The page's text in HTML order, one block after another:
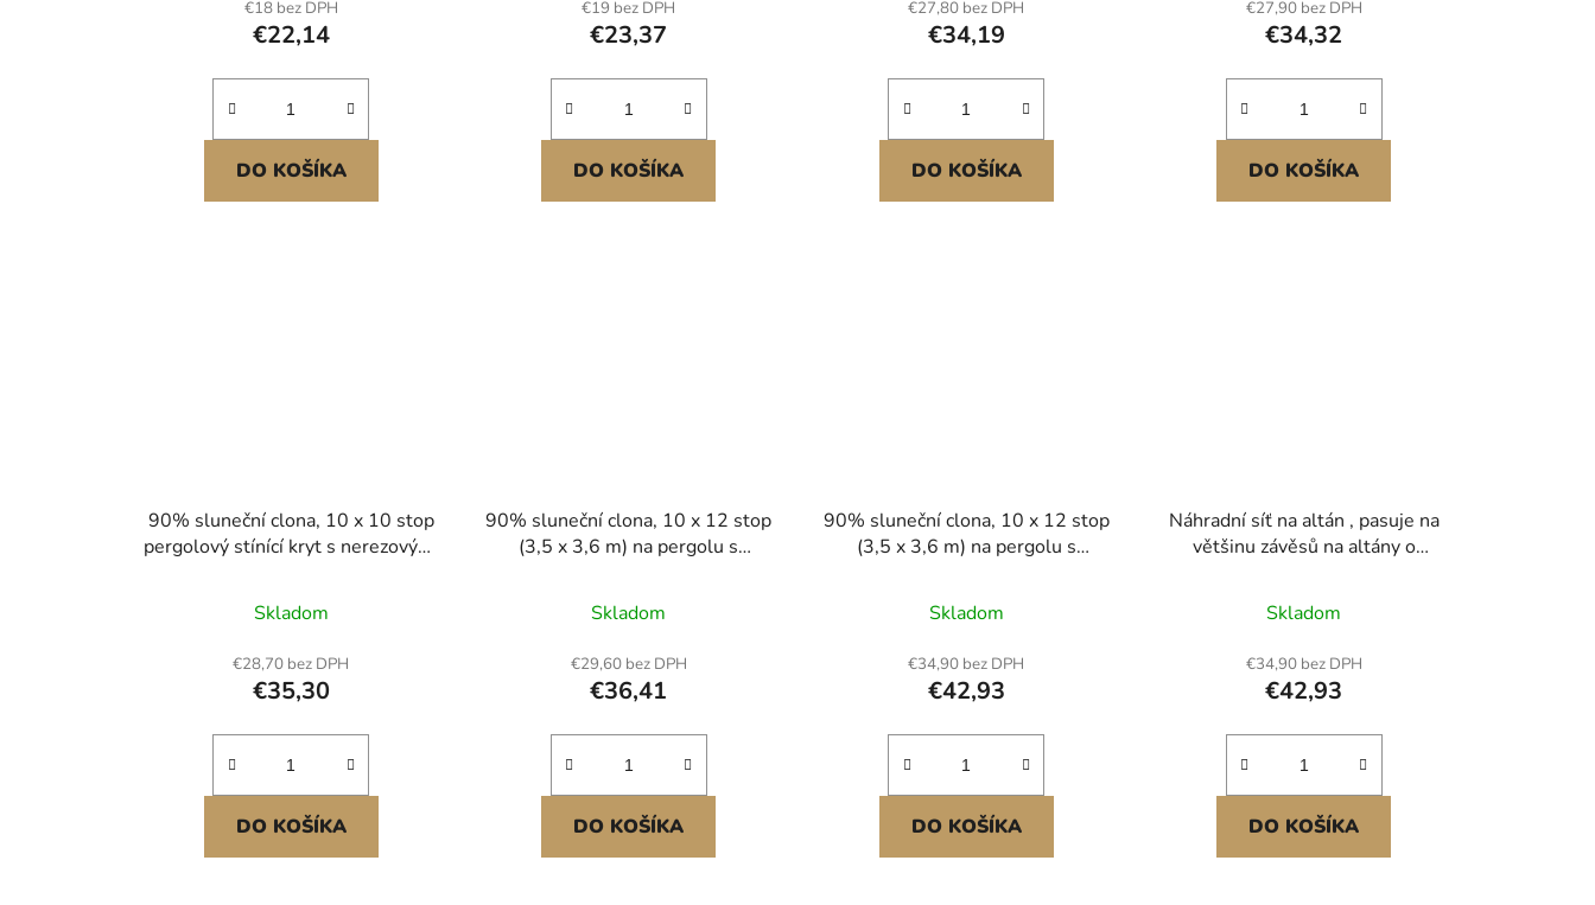
havajskou párty, dekorace
€18 bez DPH
€22,14
DO KOŠÍKA
€19 bez DPH
€23,37
DO KOŠÍKA
dekoraci
€27,80 bez DPH
€34,19
DO KOŠÍKA
(hnědá)
€27,90 bez DPH
€34,32
DO KOŠÍKA
90% sluneční clona, 10 x 10 stop
pergolový stínící kryt s nerezovými
ochranu soukromí z materiálu
HDPE 140 GSM, pro venkovní
použití, terasu, zahradu a dvorek
(černá)
Skladom
€28,70 bez DPH
€35,30
DO KOŠÍKA
90% sluneční clona, 10 x 12 stop
(3,5 x 3,6 m) na pergolu s
clona, zástěna na ochranu
soukromí z materiálu HDPE 140
GSM, pro venkovní použití, terasu,
zahradu a dvorek (hnědá)
Skladom
€29,60 bez DPH
€36,41
DO KOŠÍKA
90% sluneční clona, 10 x 12 stop
(3,5 x 3,6 m) na pergolu s
clona, zástěna na ochranu
soukromí z materiálu HDPE 140
GSM, pro venkovní použití, terasu,
zahradu a dvorek (černá)
Skladom
€34,90 bez DPH
€42,93
DO KOŠÍKA
Náhradní síť na altán , pasuje na
většinu závěsů na altány o
venkovní zahradní síť, 4dílná boční
síťovina, síťovina na terasu s
dvojitým zipem, stříška (pouze
síťovina)
Skladom
€34,90 bez DPH
€42,93
DO KOŠÍKA